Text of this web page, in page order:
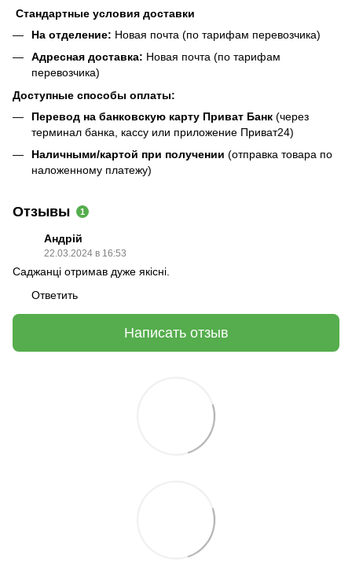
Стандартные условия доставки
На отделение: Новая почта (по тарифам перевозчика)
Адресная доставка: Новая почта (по тарифам
перевозчика)
Доступные способы оплаты:
Перевод на банковскую карту Приват Банк (через
терминал банка, кассу или приложение Приват24)
Наличными/картой при получении (отправка товара по
наложенному платежу)
Отзывы 1
Андрій
22.03.2024 в 16:53
Cаджанці отримав дуже якісні.
Ответить
Написать отзыв